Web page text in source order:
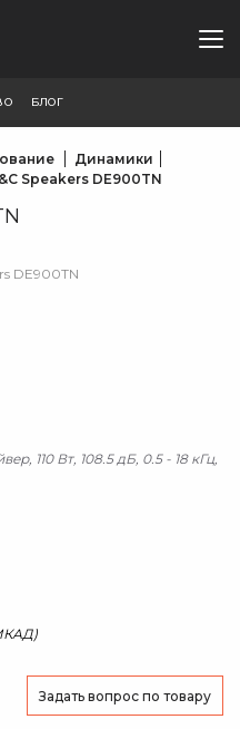
БЛОГ
Динамики
Speakers DE900TN
110 Вт, 108.5 дБ, 0.5 - 18 кГц,
Задать вопрос по товару